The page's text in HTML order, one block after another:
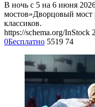
В ночь с 5 на 6 июня
мостов»Дворцовый мост
классиков.
https://schema.org/InStock
0Бесплатно 5519 74